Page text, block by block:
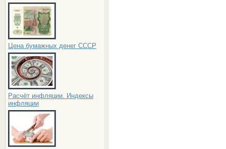
Цена бумажных денег СССР
Расчёт инфляции. Индексы
инфляции